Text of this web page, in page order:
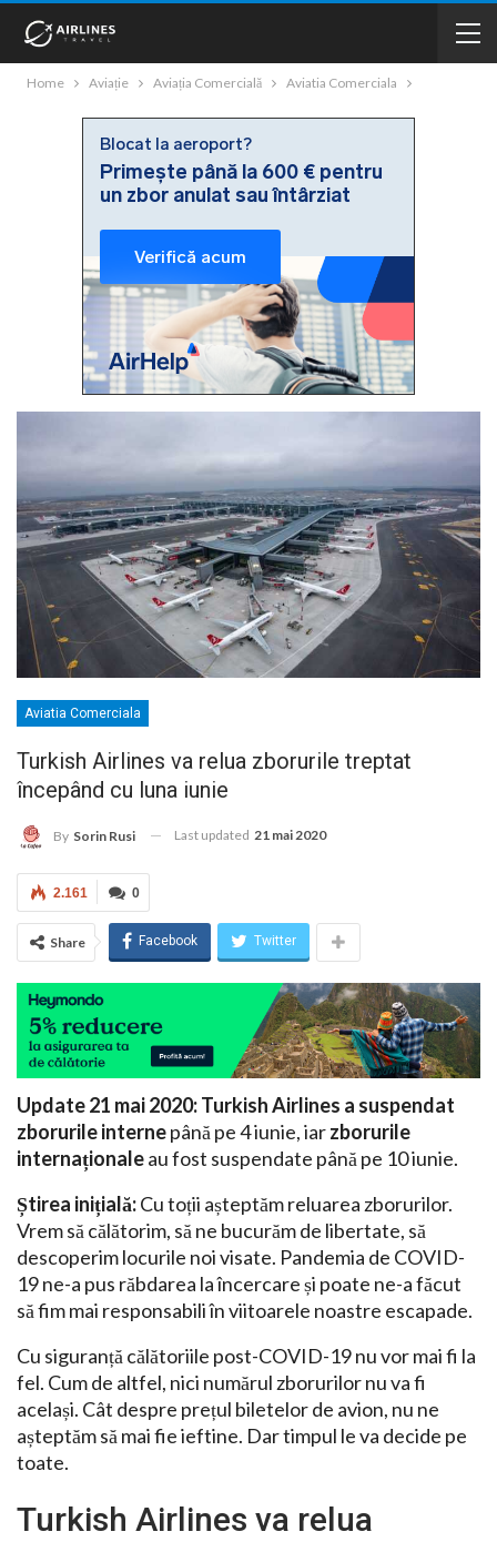
Home Aviație Aviația Comercială Aviatia Comerciala
Aviatia Comerciala
Turkish Airlines va relua zborurile treptat
începând cu luna iunie
By Sorin Rusi Last updated 21 mai 2020
0
2.161
Share Facebook Twitter
Update 21 mai 2020:Turkish Airlines a suspendat
zborurile internepână pe 4 iunie, iarzborurile
internaționaleau fost suspendate până pe 10 iunie.
Știrea inițială:Cu toții așteptăm reluarea zborurilor.
Vrem să călătorim, să ne bucurăm de libertate, să
descoperim locurile noi visate. Pandemia de COVID-
19 ne-a pus răbdarea la încercare și poate ne-a făcut
să fim mai responsabili în viitoarele noastre escapade.
Cu siguranță călătoriile post-COVID-19 nu vor mai fi la
fel. Cum de altfel, nici numărul zborurilor nu va fi
același. Cât despre prețul biletelor de avion, nu ne
așteptăm să mai fie ieftine. Dar timpul le va decide pe
toate.
Turkish Airlines va relua